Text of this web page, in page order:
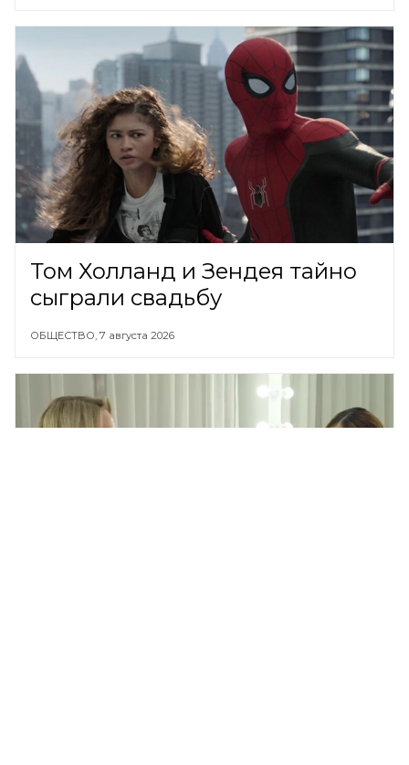
Том Холланд и Зендея тайно
сыграли свадьбу
ОБЩЕСТВО, 7 августа 2026